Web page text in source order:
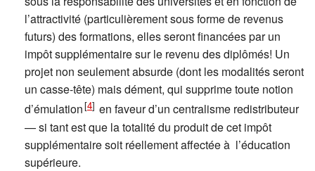
l’attractivité (particulièrement sous forme de revenus
futurs) des formations, elles seront financées par un
impôt supplémentaire sur le revenu des diplômés! Un
projet non seulement absurde (dont les modalités seront
un casse-tête) mais dément, qui supprime toute notion
d’émulation[4] en faveur d’un centralisme redistributeur
— si tant est que la totalité du produit de cet impôt
supplémentaire soit réellement affectée à l’éducation
supérieure.